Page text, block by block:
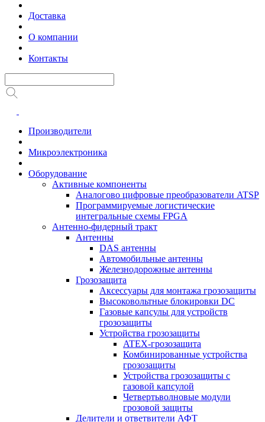
Доставка
О компании
Контакты
Производители
Микроэлектроника
Оборудование
Активные компоненты
Аналогово цифровые преобразователи ATSP
Программируемые логистические
интегральные схемы FPGA
Антенно-фидерный тракт
Антенны
DAS антенны
Автомобильные антенны
Железнодорожные антенны
Грозозащита
Аксессуары для монтажа грозозащиты
Высоковольтные блокировки DC
Газовые капсулы для устройств
грозозащиты
Устройства грозозащиты
ATEX-грозозащита
Комбинированные устройства
грозозащиты
Устройства грозозащиты с
газовой капсулой
Четвертьволновые модули
грозовой защиты
Делители и ответвители АФТ